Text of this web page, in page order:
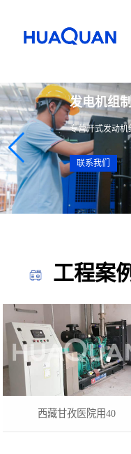
发电机组
专营开式发动
联系我们
工程案
西藏甘孜医院用40